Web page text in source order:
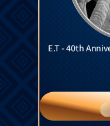
E.T - 40th